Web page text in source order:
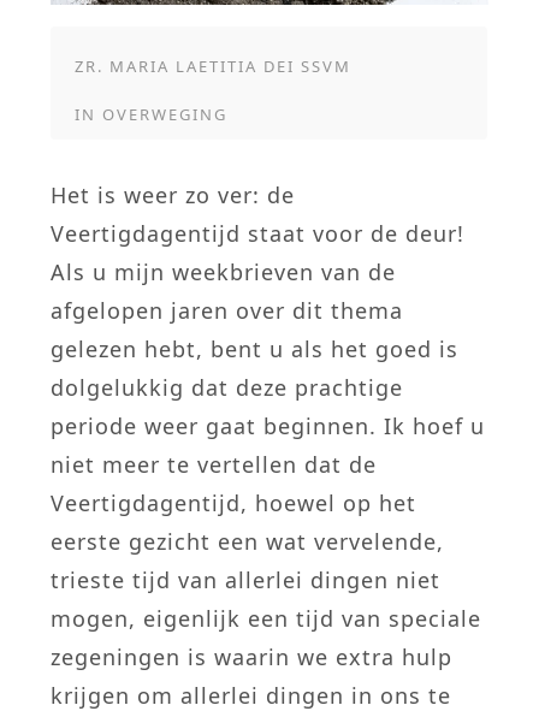
ZR. MARIA LAETITIA DEI SSVM
IN OVERWEGING
Het is weer zo ver: de
Veertigdagentijd staat voor de deur!
Als u mijn weekbrieven van de
afgelopen jaren over dit thema
gelezen hebt, bent u als het goed is
dolgelukkig dat deze prachtige
periode weer gaat beginnen. Ik hoef u
niet meer te vertellen dat de
Veertigdagentijd, hoewel op het
eerste gezicht een wat vervelende,
trieste tijd van allerlei dingen niet
mogen, eigenlijk een tijd van speciale
zegeningen is waarin we extra hulp
krijgen om allerlei dingen in ons te